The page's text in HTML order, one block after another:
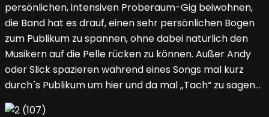
persönlichen, intensiven Proberaum-Gig beiwohnen,
die Band hat es drauf, einen sehr persönlichen Bogen
zum Publikum zu spannen, ohne dabei natürlich den
Musikern auf die Pelle rücken zu können. Außer Andy
oder Slick spazieren während eines Songs mal kurz
durch´s Publikum um hier und da mal „Tach“ zu sagen…